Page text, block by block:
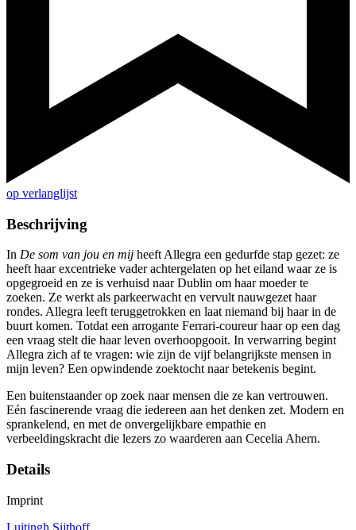
op verlanglijst
Beschrijving
In De som van jou en mij heeft Allegra een gedurfde stap gezet: ze
heeft haar excentrieke vader achtergelaten op het eiland waar ze is
opgegroeid en ze is verhuisd naar Dublin om haar moeder te
zoeken. Ze werkt als parkeerwacht en vervult nauwgezet haar
rondes. Allegra leeft teruggetrokken en laat niemand bij haar in de
buurt komen. Totdat een arrogante Ferrari-coureur haar op een dag
een vraag stelt die haar leven overhoopgooit. In verwarring begint
Allegra zich af te vragen: wie zijn de vijf belangrijkste mensen in
mijn leven? Een opwindende zoektocht naar betekenis begint.
Een buitenstaander op zoek naar mensen die ze kan vertrouwen.
Eén fascinerende vraag die iedereen aan het denken zet. Modern en
sprankelend, en met de onvergelijkbare empathie en
verbeeldingskracht die lezers zo waarderen aan Cecelia Ahern.
Details
Imprint
Luitingh Sijthoff